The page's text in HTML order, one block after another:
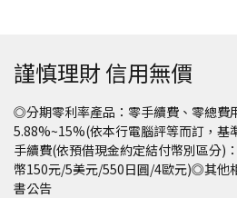
謹慎理財 信用無價
◎分期零利率產品：零手續費、零總費
5.88%~15%(依本行電腦評等而訂，
手續費(依預借現金約定結付幣別區分)
幣150元/5美元/550日圓/4歐元)◎其他
書公告